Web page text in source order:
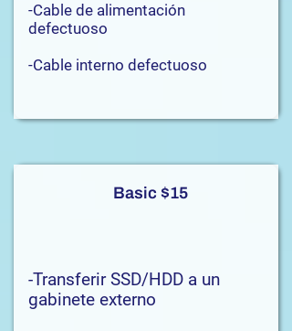
-Cable de alimentación
defectuoso
-Cable interno defectuoso
Basic $15
-Transferir SSD/HDD a un
gabinete externo